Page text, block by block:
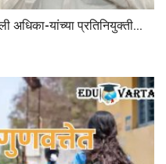
अधिका-यांच्या प्रतिनियुक्ती...